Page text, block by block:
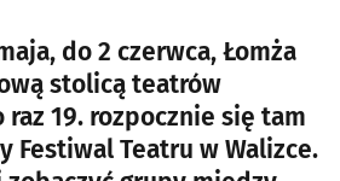
do 2 czerwca, Łomża
stolicą teatrów
raz 19. rozpocznie się tam
Festiwal Teatru w Walizce.